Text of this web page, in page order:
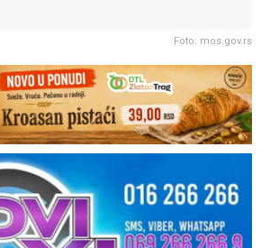
Foto: mos.gov.rs